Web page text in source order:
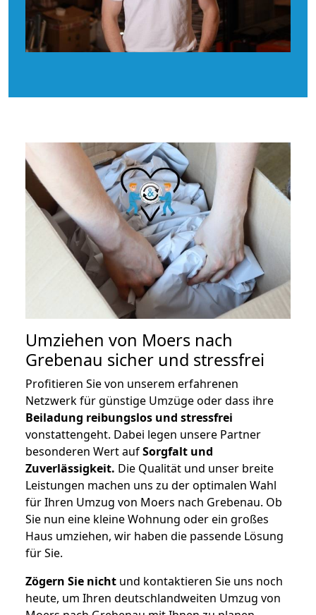
Umziehen von Moers nach
Grebenau sicher und stressfrei
Profitieren Sie von unserem erfahrenen
Netzwerk für günstige Umzüge oder dass ihre
Beiladung reibungslos und stressfrei
vonstattengeht. Dabei legen unsere Partner
besonderen Wert aufSorgfalt und
Zuverlässigkeit. Die Qualität und unser breite
Leistungen machen uns zu der optimalen Wahl
für Ihren Umzug von Moers nach Grebenau. Ob
Sie nun eine kleine Wohnung oder ein großes
Haus umziehen, wir haben die passende Lösung
für Sie.
Zögern Sie nicht und kontaktieren Sie uns noch
heute, um Ihren deutschlandweiten Umzug von